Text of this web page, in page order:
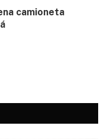
camioneta